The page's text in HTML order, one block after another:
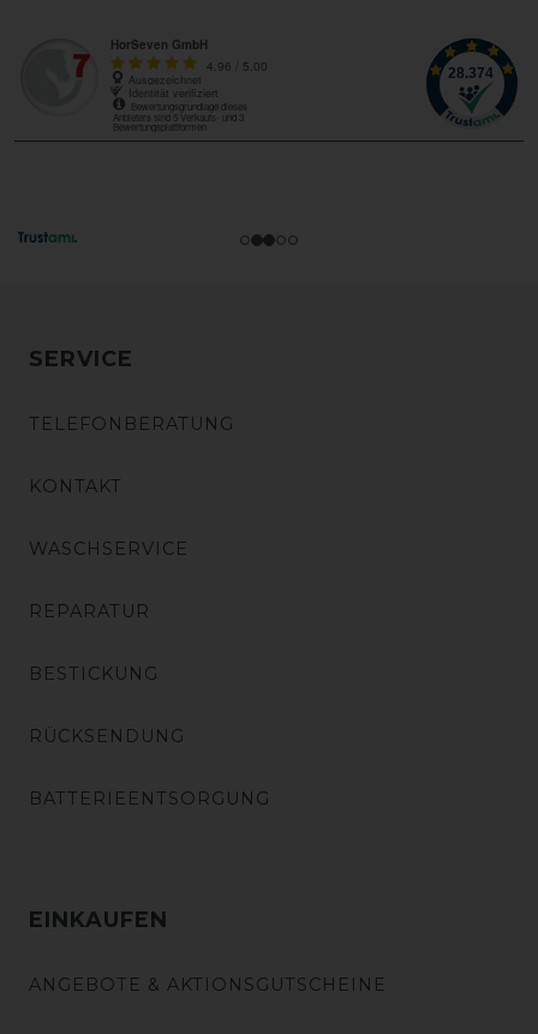
SERVICE
TELEFONBERATUNG
KONTAKT
WASCHSERVICE
REPARATUR
BESTICKUNG
RÜCKSENDUNG
BATTERIEENTSORGUNG
EINKAUFEN
ANGEBOTE & AKTIONSGUTSCHEINE